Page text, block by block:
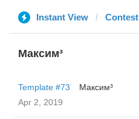
Instant View Contest
Максим³
Template #73
Максим³
Apr 2, 2019